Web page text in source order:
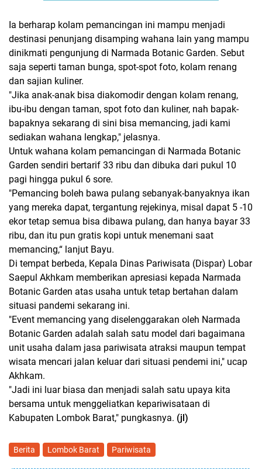
Ia berharap kolam pemancingan ini mampu menjadi
destinasi penunjang disamping wahana lain yang mampu
dinikmati pengunjung di Narmada Botanic Garden. Sebut
saja seperti taman bunga, spot-spot foto, kolam renang
dan sajian kuliner.
"Jika anak-anak bisa diakomodir dengan kolam renang,
ibu-ibu dengan taman, spot foto dan kuliner, nah bapak-
bapaknya sekarang di sini bisa memancing, jadi kami
sediakan wahana lengkap," jelasnya.
Untuk wahana kolam pemancingan di Narmada Botanic
Garden sendiri bertarif 33 ribu dan dibuka dari pukul 10
pagi hingga pukul 6 sore.
"Pemancing boleh bawa pulang sebanyak-banyaknya ikan
yang mereka dapat, tergantung rejekinya, misal dapat 5 -10
ekor tetap semua bisa dibawa pulang, dan hanya bayar 33
ribu, dan itu pun gratis kopi untuk menemani saat
memancing,“ lanjut Bayu.
Di tempat berbeda, Kepala Dinas Pariwisata (Dispar) Lobar
Saepul Akhkam memberikan apresiasi kepada Narmada
Botanic Garden atas usaha untuk tetap bertahan dalam
situasi pandemi sekarang ini.
"Event memancing yang diselenggarakan oleh Narmada
Botanic Garden adalah salah satu model dari bagaimana
unit usaha dalam jasa pariwisata atraksi maupun tempat
wisata mencari jalan keluar dari situasi pendemi ini," ucap
Akhkam.
"Jadi ini luar biasa dan menjadi salah satu upaya kita
bersama untuk menggeliatkan kepariwisataan di
Kabupaten Lombok Barat," pungkasnya. (jl)
Berita Lombok Barat Pariwisata